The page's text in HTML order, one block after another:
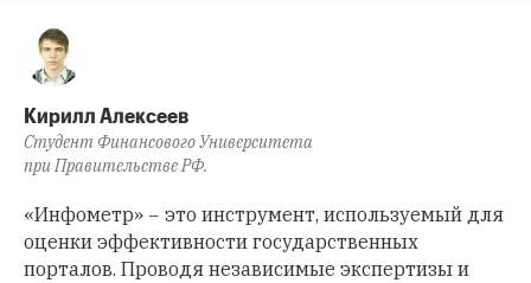
Кирилл Алексеев
Студент Финансового Университета
при Правительстве РФ.
«Инфометр» − это инструмент, используемый для
оценки эффективности государственных
порталов. Проводя независимые экспертизы и